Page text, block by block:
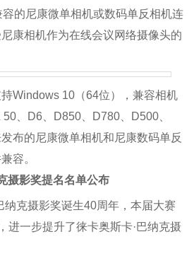
容的尼康微单相机或数码单反相机连
康相机作为在线会议网络摄像头的
Windows 10（64位），兼容相机
、D6、D850、D780、D500、
布的尼康微单相机和尼康数码单反
容。
摄影奖提名名单公布
纳克摄影奖诞生40周年，本届大赛
进一步提升了徕卡奥斯卡·巴纳克摄